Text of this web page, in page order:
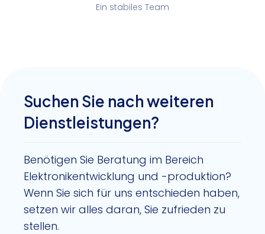
Ein stabiles Team
Suchen Sie nach weiteren
Dienstleistungen?
Benötigen Sie Beratung im Bereich
Elektronikentwicklung und -produktion?
Wenn Sie sich für uns entschieden haben,
setzen wir alles daran, Sie zufrieden zu
stellen.